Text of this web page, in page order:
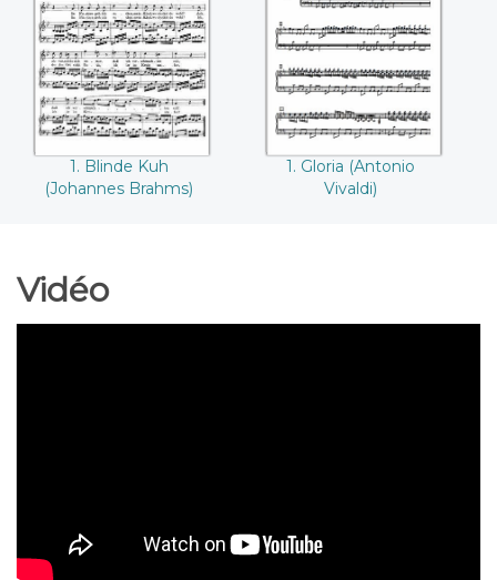
(Johannes Brahms)
1. Blinde Kuh
(Johannes Brahms)
1. Gloria (Antonio
Vivaldi)
Vidéo